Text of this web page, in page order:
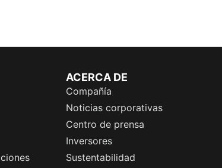
ACERCA DE
Compañía
Noticias corporativas
Centro de prensa
Inversores
Sustentabilidad